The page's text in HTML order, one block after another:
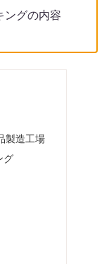
ングの内容
製造工場
グ